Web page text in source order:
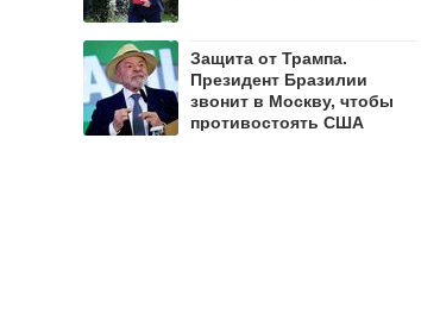
Защита от Трампа.
Президент Бразилии
звонит в Москву, чтобы
противостоять США